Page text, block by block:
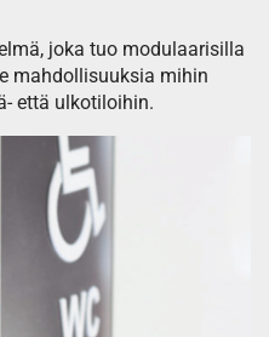
joka tuo modulaarisilla
mahdollisuuksia mihin
että ulkotiloihin.